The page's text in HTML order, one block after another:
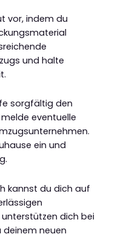
vor, indem du
und halte
sorgfältig den
eventuelle
ein und
kannst du dich auf
unterstützen dich bei
neuen